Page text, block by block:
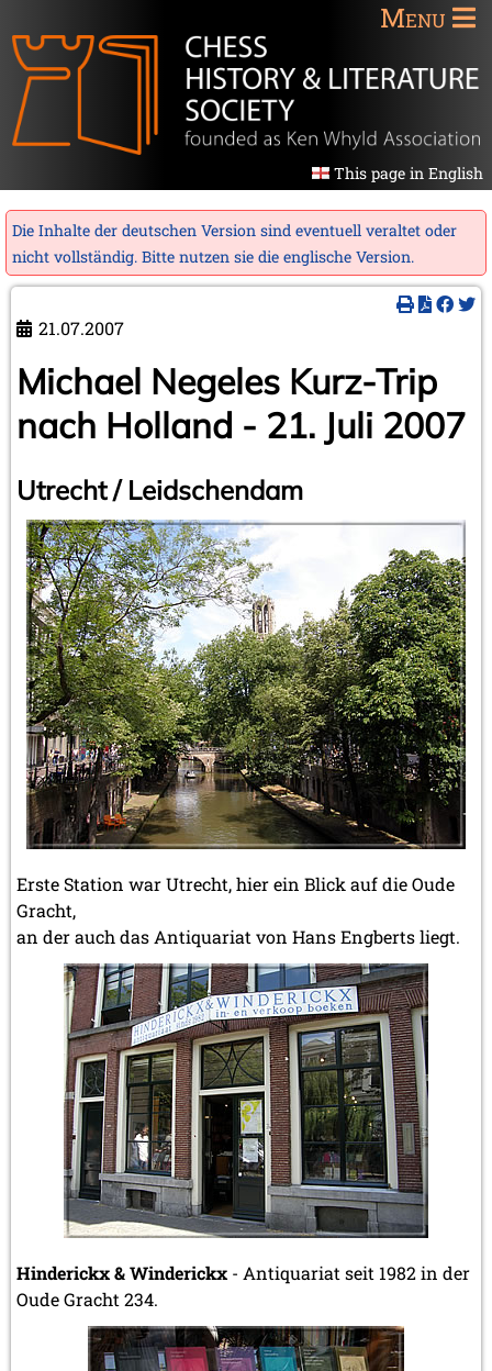
Menu
This page in English
Die Inhalte der deutschen Version sind eventuell veraltet oder
nicht vollständig. Bitte nutzen sie die englische Version.
21.07.2007
Michael Negeles Kurz-Trip
nach Holland - 21. Juli 2007
Utrecht / Leidschendam
Erste Station war Utrecht, hier ein Blick auf die Oude
Gracht,
an der auch das Antiquariat von Hans Engberts liegt.
Hinderickx & Winderickx - Antiquariat seit 1982 in der
Oude Gracht 234.